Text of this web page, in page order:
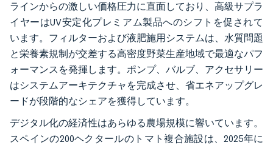
ラインからの激しい価格圧力に直面しており、高級サプラ
イヤーはUV安定化プレミアム製品へのシフトを促されて
います。フィルターおよび液肥施用システムは、水質問題
と栄養素規制が交差する高密度野菜生産地域で最適なパフ
ォーマンスを発揮します。ポンプ、バルブ、アクセサリー
はシステムアーキテクチャを完成させ、省エネアップグレ
ードが段階的なシェアを獲得しています。
デジタル化の経済性はあらゆる農場規模に響いています。
スペインの200ヘクタールのトマト複合施設は、2025年に